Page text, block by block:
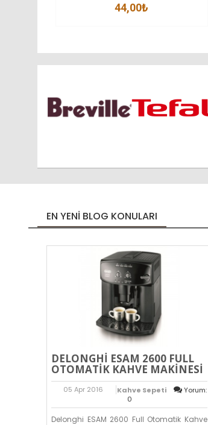
44,00₺
EN YENI BLOG KONULARI
DELONGHI ESAM 2600 FULL
OTOMATIK KAHVE MAKINESI
05 Apr 2016 Kahve Sepeti
Yorum:
0
Delonghi ESAM 2600 Full Otomatik Kahve